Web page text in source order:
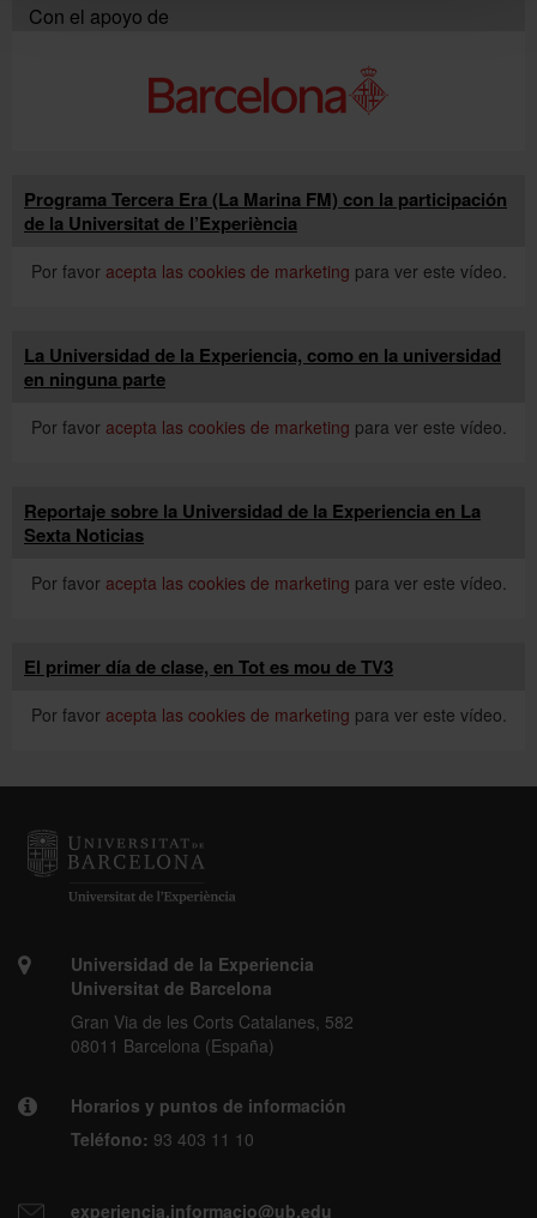
Con el apoyo de
Programa Tercera Era (La Marina FM) con la participación
de la Universitat de l’Experiència
Por favor acepta las cookies de marketing para ver este vídeo.
La Universidad de la Experiencia, como en la universidad
en ninguna parte
Por favor acepta las cookies de marketing para ver este vídeo.
Reportaje sobre la Universidad de la Experiencia en La
Sexta Noticias
Por favor acepta las cookies de marketing para ver este vídeo.
El primer día de clase, en Tot es mou de TV3
Por favor acepta las cookies de marketing para ver este vídeo.
Universidad de la Experiencia
Universitat de Barcelona
Gran Via de les Corts Catalanes, 582
08011 Barcelona (España)
Horarios y puntos de información
Teléfono: 93 403 11 10
experiencia.informacio@ub.edu